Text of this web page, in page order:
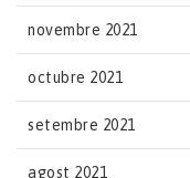
novembre 2021
octubre 2021
setembre 2021
agost 2021